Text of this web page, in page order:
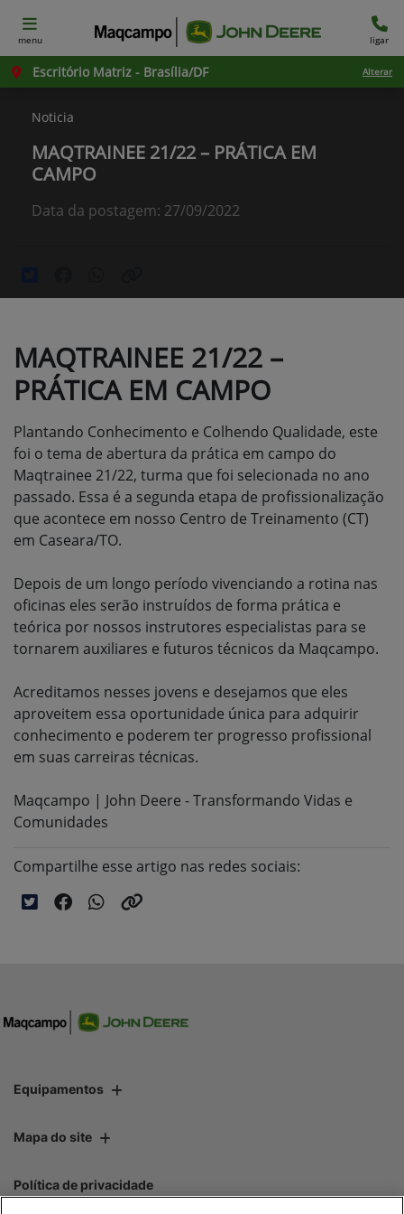
menu ligar
Escritório Matriz - Brasília/DF Alterar
Noticia
MAQTRAINEE 21/22 – PRÁTICA EM
CAMPO
Data da postagem: 27/09/2022
MAQTRAINEE 21/22 –
PRÁTICA EM CAMPO
Plantando Conhecimento e Colhendo Qualidade, este
foi o tema de abertura da prática em campo do
Maqtrainee 21/22, turma que foi selecionada no ano
passado. Essa é a segunda etapa de profissionalização
que acontece em nosso Centro de Treinamento (CT)
em Caseara/TO.
Depois de um longo período vivenciando a rotina nas
oficinas eles serão instruídos de forma prática e
teórica por nossos instrutores especialistas para se
tornarem auxiliares e futuros técnicos da Maqcampo.
Acreditamos nesses jovens e desejamos que eles
aproveitem essa oportunidade única para adquirir
conhecimento e poderem ter progresso profissional
em suas carreiras técnicas.
Maqcampo | John Deere - Transformando Vidas e
Comunidades
Compartilhe esse artigo nas redes sociais:
Equipamentos
Mapa do site
Política de privacidade